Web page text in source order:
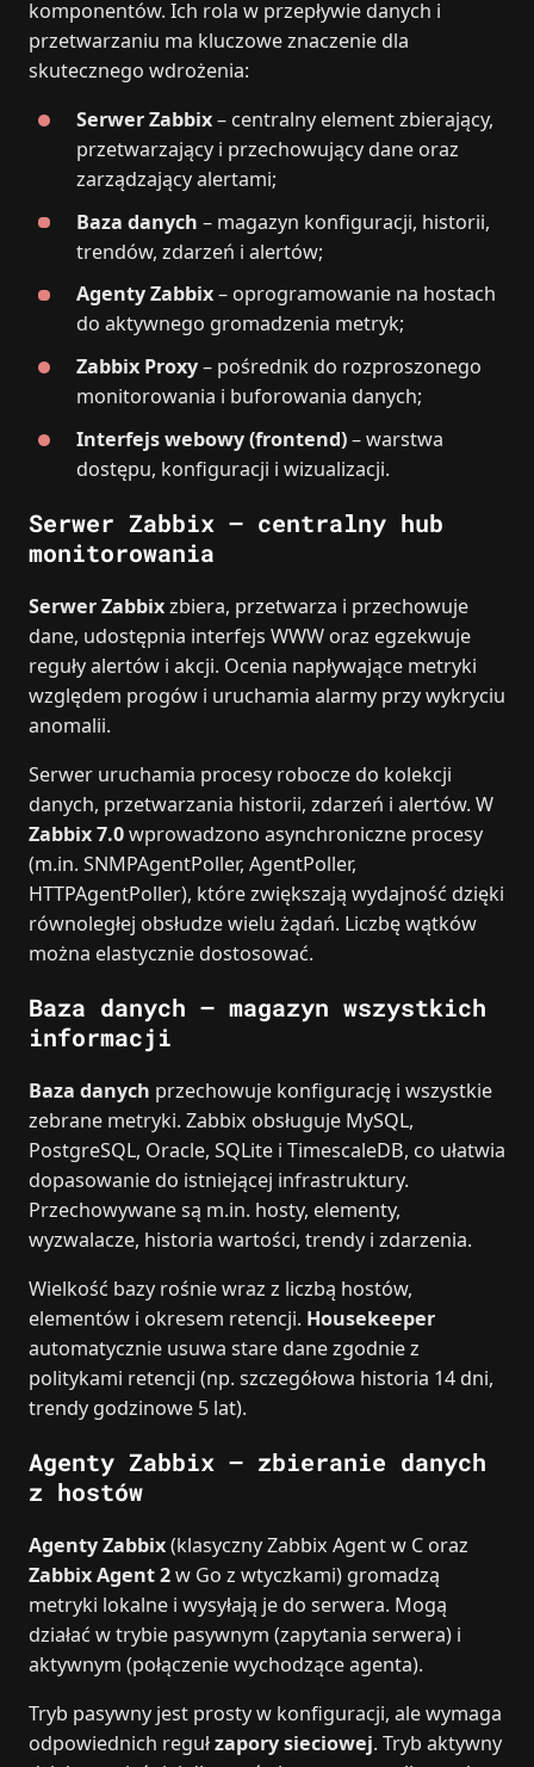
komponentów. Ich rola w przepływie danych i
przetwarzaniu ma kluczowe znaczenie dla
skutecznego wdrożenia:
Serwer Zabbix– centralny element zbierający,
przetwarzający i przechowujący dane oraz
zarządzający alertami;
Baza danych – magazyn konfiguracji, historii,
trendów, zdarzeń i alertów;
Agenty Zabbix– oprogramowanie na hostach
do aktywnego gromadzenia metryk;
Zabbix Proxy– pośrednik do rozproszonego
monitorowania i buforowania danych;
Interfejs webowy (frontend)– warstwa
dostępu, konfiguracji i wizualizacji.
Serwer Zabbix – centralny hub
monitorowania
Serwer Zabbixzbiera, przetwarza i przechowuje
dane, udostępnia interfejs WWW oraz egzekwuje
reguły alertów i akcji. Ocenia napływające metryki
względem progów i uruchamia alarmy przy wykryciu
anomalii.
Serwer uruchamia procesy robocze do kolekcji
danych, przetwarzania historii, zdarzeń i alertów. W
Zabbix 7.0wprowadzono asynchroniczne procesy
(m.in. SNMPAgentPoller, AgentPoller,
HTTPAgentPoller), które zwiększają wydajność dzięki
równoległej obsłudze wielu żądań. Liczbę wątków
można elastycznie dostosować.
Baza danych – magazyn wszystkich
informacji
Baza danych przechowuje konfigurację i wszystkie
zebrane metryki. Zabbix obsługuje MySQL,
PostgreSQL, Oracle, SQLite i TimescaleDB, co ułatwia
dopasowanie do istniejącej infrastruktury.
Przechowywane są m.in. hosty, elementy,
wyzwalacze, historia wartości, trendy i zdarzenia.
Wielkość bazy rośnie wraz z liczbą hostów,
elementów i okresem retencji. Housekeeper
automatycznie usuwa stare dane zgodnie z
politykami retencji (np. szczegółowa historia 14 dni,
trendy godzinowe 5 lat).
Agenty Zabbix – zbieranie danych
z hostów
Agenty Zabbix(klasyczny Zabbix Agent w C oraz
Zabbix Agent 2w Go z wtyczkami) gromadzą
metryki lokalne i wysyłają je do serwera. Mogą
działać w trybie pasywnym (zapytania serwera) i
aktywnym (połączenie wychodzące agenta).
Tryb pasywny jest prosty w konfiguracji, ale wymaga
odpowiednich regułzapory sieciowej. Tryb aktywny